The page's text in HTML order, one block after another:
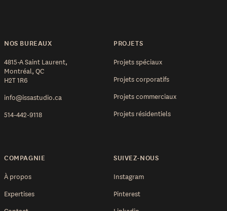
NOS BUREAUX
4815-A Saint Laurent,
Montréal, QC
H2T 1R6
info@issastudio.ca
514-442-9118
PROJETS
Projets spéciaux
Projets corporatifs
Projets commerciaux
Projets résidentiels
COMPAGNIE
À propos
Expertises
SUIVEZ-NOUS
Instagram
Pinterest